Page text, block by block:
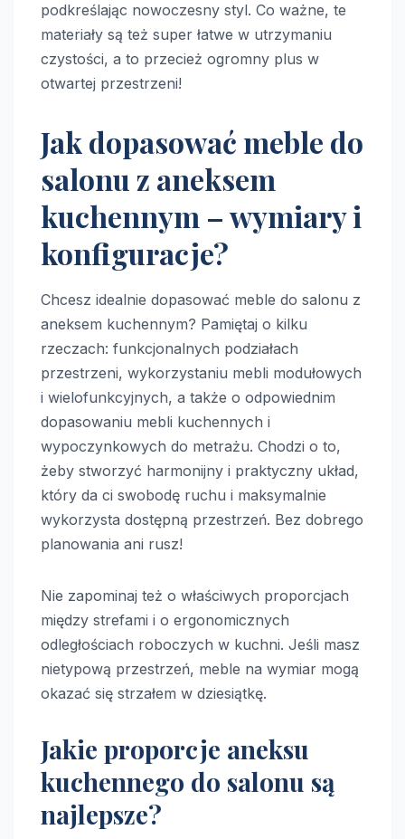
podkreślając nowoczesny styl. Co ważne, te
materiały są też super łatwe w utrzymaniu
czystości, a to przecież ogromny plus w
otwartej przestrzeni!
Jak dopasować meble do
salonu z aneksem
kuchennym – wymiary i
konfiguracje?
Chcesz idealnie dopasować meble do salonu z
aneksem kuchennym? Pamiętaj o kilku
rzeczach: funkcjonalnych podziałach
przestrzeni, wykorzystaniu mebli modułowych
i wielofunkcyjnych, a także o odpowiednim
dopasowaniu mebli kuchennych i
wypoczynkowych do metrażu. Chodzi o to,
żeby stworzyć harmonijny i praktyczny układ,
który da ci swobodę ruchu i maksymalnie
wykorzysta dostępną przestrzeń. Bez dobrego
planowania ani rusz!
Nie zapominaj też o właściwych proporcjach
między strefami i o ergonomicznych
odległościach roboczych w kuchni. Jeśli masz
nietypową przestrzeń, meble na wymiar mogą
okazać się strzałem w dziesiątkę.
Jakie proporcje aneksu
kuchennego do salonu są
najlepsze?